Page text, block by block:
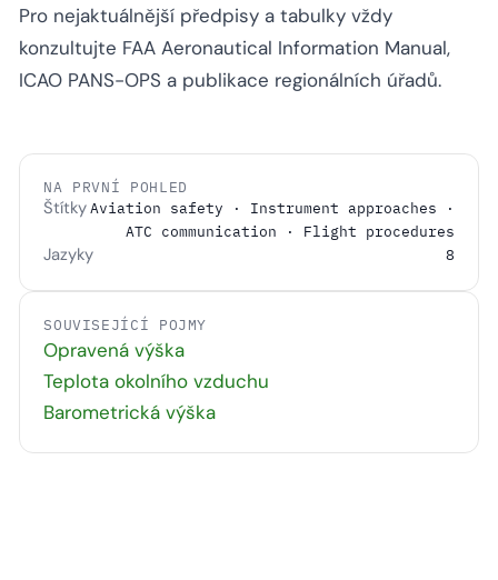
Pro nejaktuálnější předpisy a tabulky vždy
konzultujte FAA Aeronautical Information Manual,
ICAO PANS-OPS a publikace regionálních úřadů.
NA PRVNÍ POHLED
ŠtítkyAviation safety · Instrument approaches ·
ATC communication · Flight procedures
Jazyky 8
SOUVISEJÍCÍ POJMY
Opravená výška
Teplota okolního vzduchu
Barometrická výška